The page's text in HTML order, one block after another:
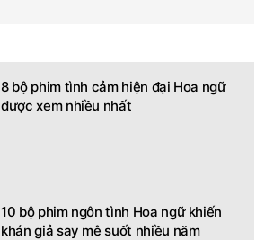
8 bộ phim tình cảm hiện đại Hoa ngữ
được xem nhiều nhất
10 bộ phim ngôn tình Hoa ngữ khiến
khán giả say mê suốt nhiều năm